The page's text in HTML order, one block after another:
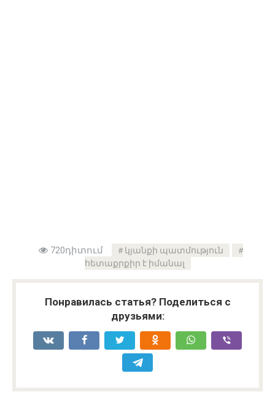
720դիտում
կյանքի պատմություն
հետաքրքիր է իմանալ
Понравилась статья? Поделиться с
друзьями: